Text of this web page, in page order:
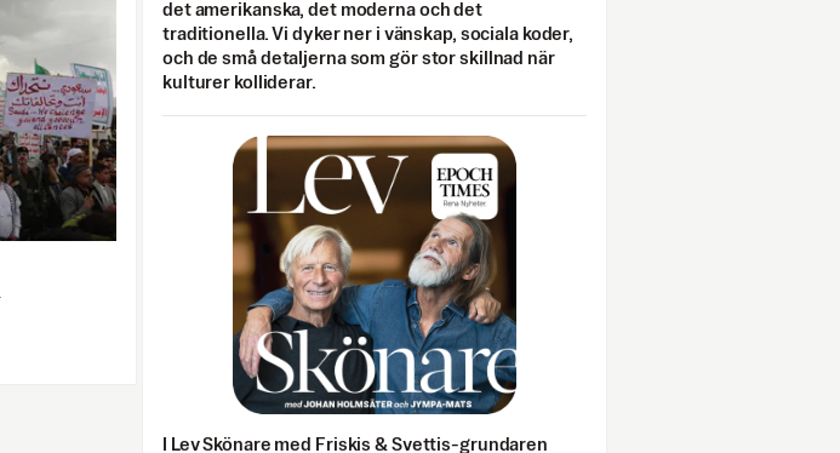
det amerikanska, det moderna och det
traditionella. Vi dyker ner i vänskap, sociala koder,
och de små detaljerna som gör stor skillnad när
kulturer kolliderar.
I Lev Skönare med Friskis & Svettis-grundaren